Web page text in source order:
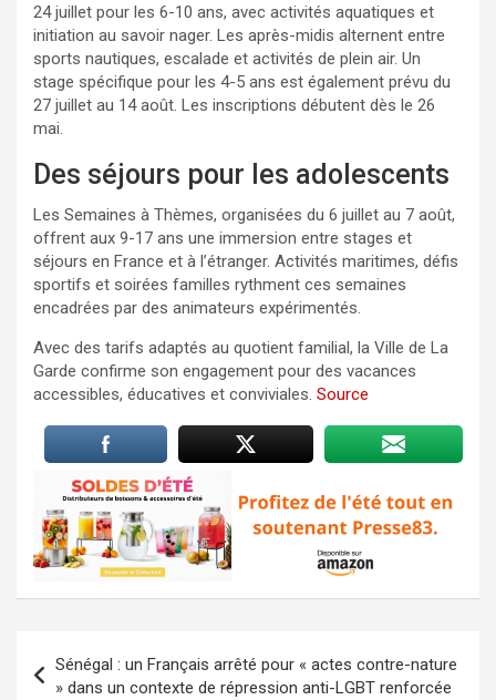
24 juillet pour les 6-10 ans, avec activités aquatiques et
initiation au savoir nager. Les après-midis alternent entre
sports nautiques, escalade et activités de plein air. Un
stage spécifique pour les 4-5 ans est également prévu du
27 juillet au 14 août. Les inscriptions débutent dès le 26
mai.
Des séjours pour les adolescents
Les Semaines à Thèmes, organisées du 6 juillet au 7 août,
offrent aux 9-17 ans une immersion entre stages et
séjours en France et à l’étranger. Activités maritimes, défis
sportifs et soirées familles rythment ces semaines
encadrées par des animateurs expérimentés.
Avec des tarifs adaptés au quotient familial, la Ville de La
Garde confirme son engagement pour des vacances
accessibles, éducatives et conviviales. Source
de
Sénégal : un Français arrêté pour « actes contre-nature
» dans un contexte de répression anti-LGBT renforcée